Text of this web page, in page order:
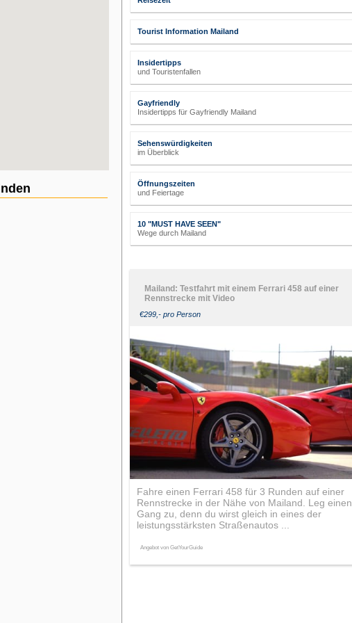
Tourist Information Mailand
Insidertipps
und Touristenfallen
Gayfriendly
Insidertipps für Gayfriendly Mailand
Sehenswürdigkeiten
im Überblick
Öffnungszeiten
und Feiertage
10 "MUST HAVE SEEN"
Wege durch Mailand
Mailand: Testfahrt mit einem Ferrari 458 auf einer
Rennstrecke mit Video
€299,- pro Person
Fahre einen Ferrari 458 für 3 Runden auf einer
Rennstrecke in der Nähe von Mailand. Leg einen
Gang zu, denn du wirst gleich in eines der
leistungsstärksten Straßenautos ...
Angebot von GetYourGuide